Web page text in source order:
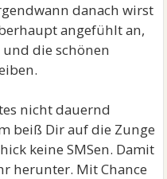
danach wirst
angefühlt an,
die schönen
nicht dauernd
beiß Dir auf die Zunge
keine SMSen. Damit
herunter. Mit Chance